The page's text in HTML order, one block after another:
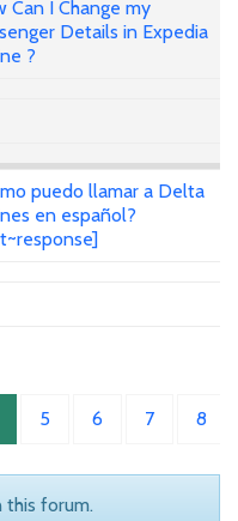
Can I Change my
Details in Expedia
?
puedo llamar a Delta
en español?
5 6 7 8
this forum.